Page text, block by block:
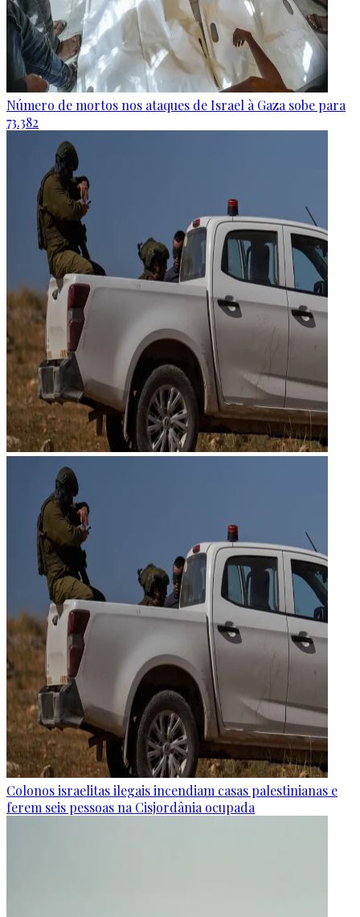
Número de mortos nos ataques de Israel à Gaza sobe para
73.382
Colonos israelitas ilegais incendiam casas palestinianas e
ferem seis pessoas na Cisjordânia ocupada